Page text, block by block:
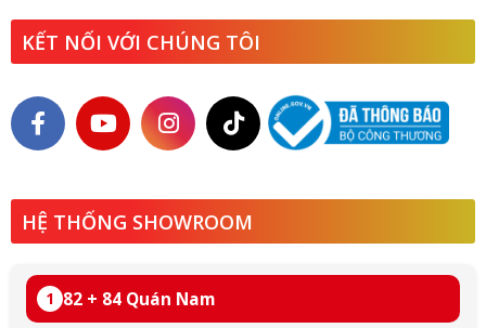
KẾT NỐI VỚI CHÚNG TÔI
HỆ THỐNG SHOWROOM
1 82 + 84 Quán Nam